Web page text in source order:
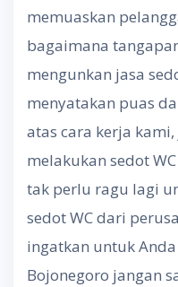
memuaskan
bagaimana
mengunkan jasa
menyatakan puas
atas cara kerja
melakukan sedot
tak perlu ragu lagi
sedot WC dari
ingatkan untuk
Bojonegoro jangan